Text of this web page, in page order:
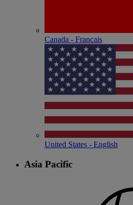
Canada - Français
United States - English
Asia Pacific